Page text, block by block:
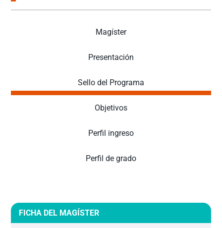
Magíster
Presentación
Sello del Programa
Objetivos
Perfil ingreso
Perfil de grado
FICHA DEL MAGÍSTER